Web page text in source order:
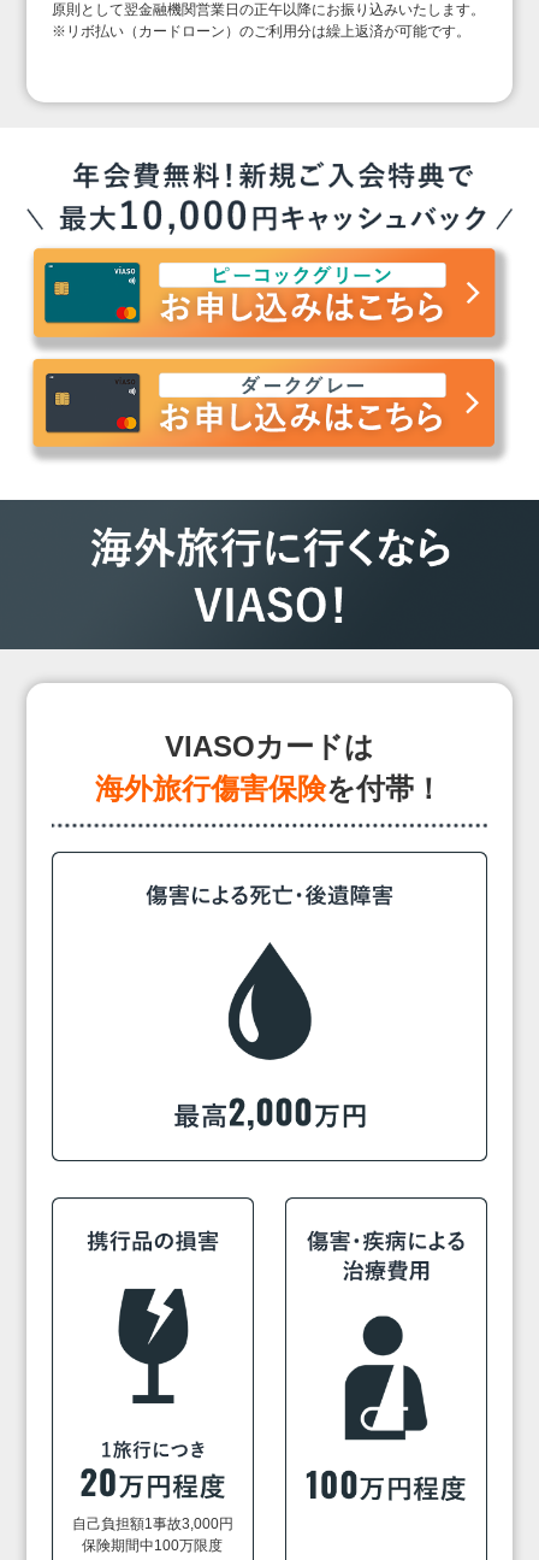
原則として翌金融機関営業日の正午以降にお振り込みいたします。
※リボ払い（カードローン）のご利用分は繰上返済が可能です。
VIASOカードは
海外旅行傷害保険を付帯！
自己負担額1事故3,000円
保険期間中100万限度